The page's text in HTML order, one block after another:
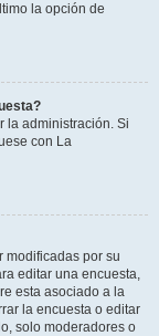
la opción de
la administración. Si
con La
modificadas por su
editar una encuesta,
esta asociado a la
la encuesta o editar
solo moderadores o